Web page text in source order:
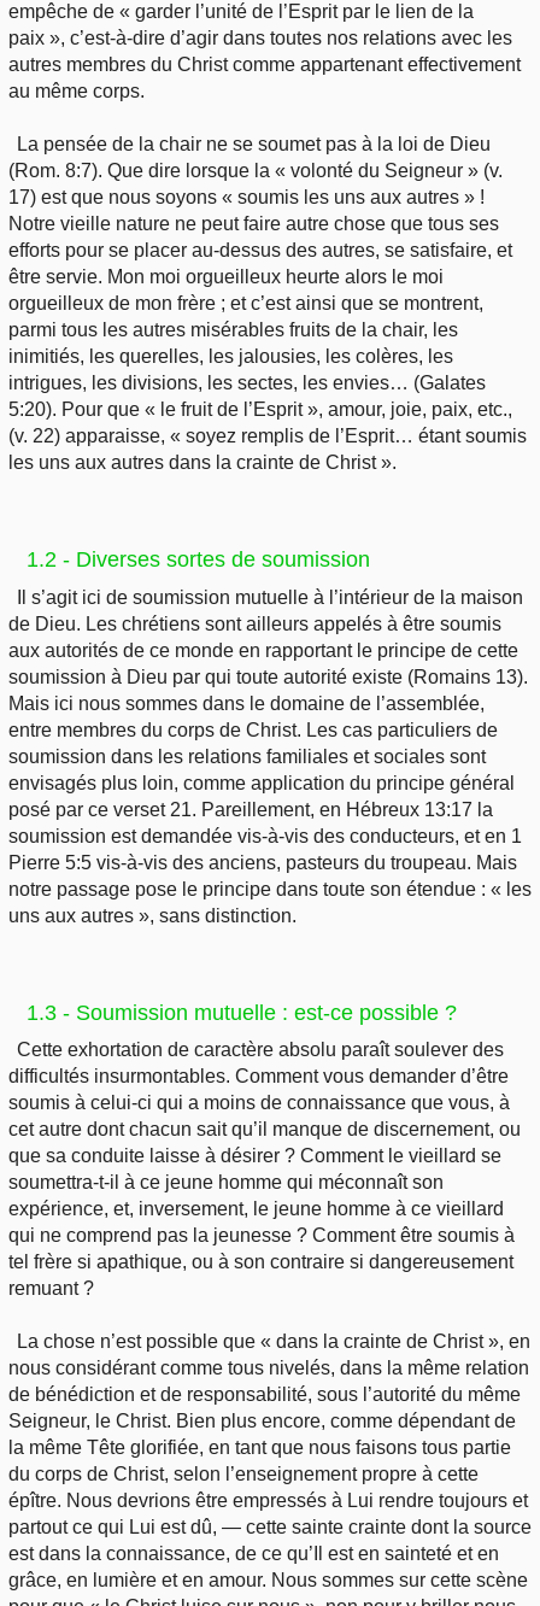
empêche de « garder l’unité de l’Esprit par le lien de la
paix », c’est-à-dire d’agir dans toutes nos relations avec les
autres membres du Christ comme appartenant effectivement
au même corps.
La pensée de la chair ne se soumet pas à la loi de Dieu
(Rom. 8:7). Que dire lorsque la « volonté du Seigneur » (v.
17) est que nous soyons « soumis les uns aux autres » !
Notre vieille nature ne peut faire autre chose que tous ses
efforts pour se placer au-dessus des autres, se satisfaire, et
être servie. Mon moi orgueilleux heurte alors le moi
orgueilleux de mon frère ; et c’est ainsi que se montrent,
parmi tous les autres misérables fruits de la chair, les
inimitiés, les querelles, les jalousies, les colères, les
intrigues, les divisions, les sectes, les envies… (Galates
5:20). Pour que « le fruit de l’Esprit », amour, joie, paix, etc.,
(v. 22) apparaisse, « soyez remplis de l’Esprit… étant soumis
les uns aux autres dans la crainte de Christ ».
1.2 - Diverses sortes de soumission
Il s’agit ici de soumission mutuelle à l’intérieur de la maison
de Dieu. Les chrétiens sont ailleurs appelés à être soumis
aux autorités de ce monde en rapportant le principe de cette
soumission à Dieu par qui toute autorité existe (Romains 13).
Mais ici nous sommes dans le domaine de l’assemblée,
entre membres du corps de Christ. Les cas particuliers de
soumission dans les relations familiales et sociales sont
envisagés plus loin, comme application du principe général
posé par ce verset 21. Pareillement, en Hébreux 13:17 la
soumission est demandée vis-à-vis des conducteurs, et en 1
Pierre 5:5 vis-à-vis des anciens, pasteurs du troupeau. Mais
notre passage pose le principe dans toute son étendue : « les
uns aux autres », sans distinction.
1.3 - Soumission mutuelle : est-ce possible ?
Cette exhortation de caractère absolu paraît soulever des
difficultés insurmontables. Comment vous demander d’être
soumis à celui-ci qui a moins de connaissance que vous, à
cet autre dont chacun sait qu’il manque de discernement, ou
que sa conduite laisse à désirer ? Comment le vieillard se
soumettra-t-il à ce jeune homme qui méconnaît son
expérience, et, inversement, le jeune homme à ce vieillard
qui ne comprend pas la jeunesse ? Comment être soumis à
tel frère si apathique, ou à son contraire si dangereusement
remuant ?
La chose n’est possible que « dans la crainte de Christ », en
nous considérant comme tous nivelés, dans la même relation
de bénédiction et de responsabilité, sous l’autorité du même
Seigneur, le Christ. Bien plus encore, comme dépendant de
la même Tête glorifiée, en tant que nous faisons tous partie
du corps de Christ, selon l’enseignement propre à cette
épître. Nous devrions être empressés à Lui rendre toujours et
partout ce qui Lui est dû, — cette sainte crainte dont la source
est dans la connaissance, de ce qu’Il est en sainteté et en
grâce, en lumière et en amour. Nous sommes sur cette scène